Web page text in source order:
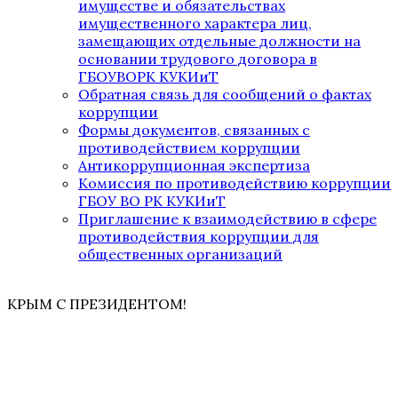
имуществе и обязательствах
имущественного характера лиц,
замещающих отдельные должности на
основании трудового договора в
ГБОУВОРК КУКИиТ
Обратная связь для сообщений о фактах
коррупции
Формы документов, связанных с
противодействием коррупции
Антикоррупционная экспертиза
Комиссия по противодействию коррупции
ГБОУ ВО РК КУКИиТ
Приглашение к взаимодействию в сфере
противодействия коррупции для
общественных организаций
КРЫМ С ПРЕЗИДЕНТОМ!